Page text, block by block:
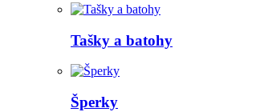
Tašky a batohy
Šperky